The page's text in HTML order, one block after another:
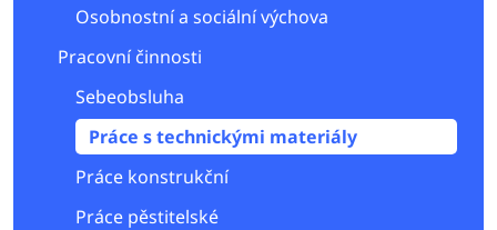
Osobnostní a sociální výchova
Pracovní činnosti
Sebeobsluha
Práce s technickými materiály
Práce konstrukční
Práce pěstitelské